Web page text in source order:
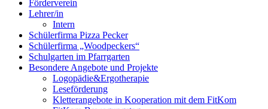
Förderverein
Lehrer/in
Intern
Schülerfirma Pizza Pecker
Schülerfirma „Woodpeckers“
Schulgarten im Pfarrgarten
Besondere Angebote und Projekte
Logopädie&Ergotherapie
Leseförderung
Kletterangebote in Kooperation mit dem FitKom